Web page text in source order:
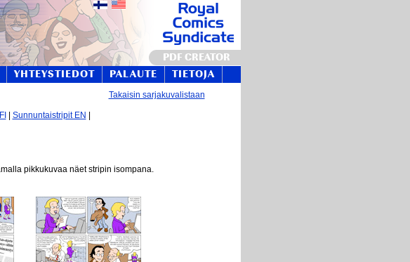
PDF CREATOR
YHTEYSTIEDOT PALAUTE TIETOJA
Takaisin sarjakuvalistaan
Sunnuntaistripit EN
pikkukuvaa näet stripin isompana.